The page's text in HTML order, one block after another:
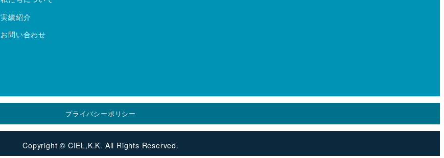
実績紹介
お問い合わせ
プライバシーポリシー
Copyright © CIEL,K.K. All Rights Reserved.